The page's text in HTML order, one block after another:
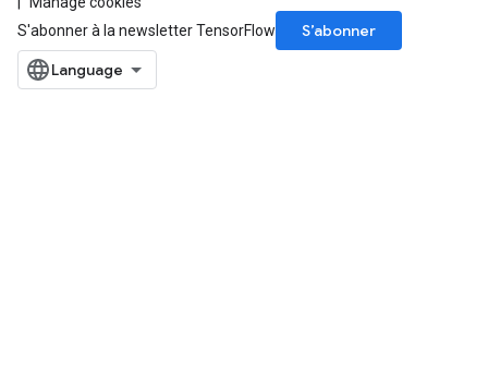
S'abonner à la newsletter TensorFlow
S’abonner